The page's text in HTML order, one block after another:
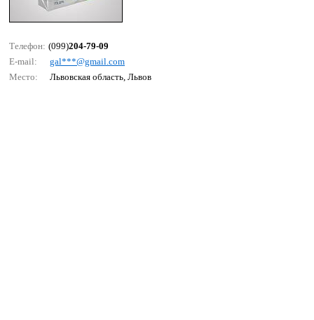
Телефон: (099)204-79-09
E-mail:
gаl***@gmаil.соm
Место:
Львовская область, Львов